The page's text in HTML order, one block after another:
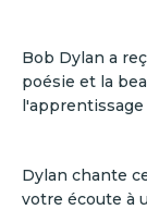
Bob Dylan a
poésie et la
l'apprentissage
Dylan chante
votre écoute à